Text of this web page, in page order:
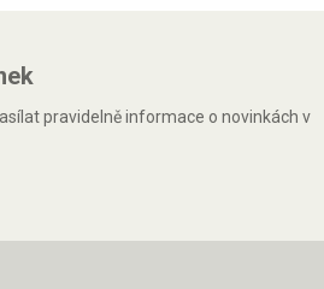
pravidelně informace o novinkách v